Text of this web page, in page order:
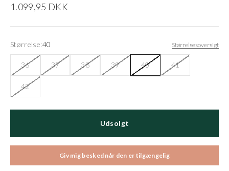
Salgspris
1.099,95 DKK
Størrelse:40 Størrelsesoversigt
36 37 38 39 40 41
42
Udsolgt
Giv mig besked når den er tilgængelig